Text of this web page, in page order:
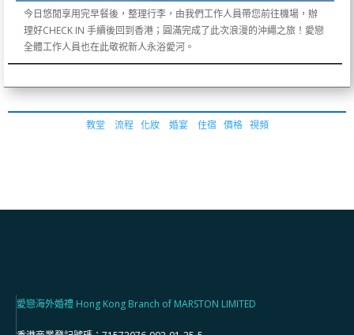
今日悠閒享用完早餐後，整理行李，由我們工作人員帶您前往機場，辦
理好CHECK IN 手續後回到香港；圓滿完成了此次浪漫的沖繩之旅！愛戀
全體工作人員也在此敬祝新人永浴愛河。
教堂 流程 化妝 婚宴 住宿 價格 視頻
愛戀海外婚禮 Hong Kong Branch of MARSTON LIMITED